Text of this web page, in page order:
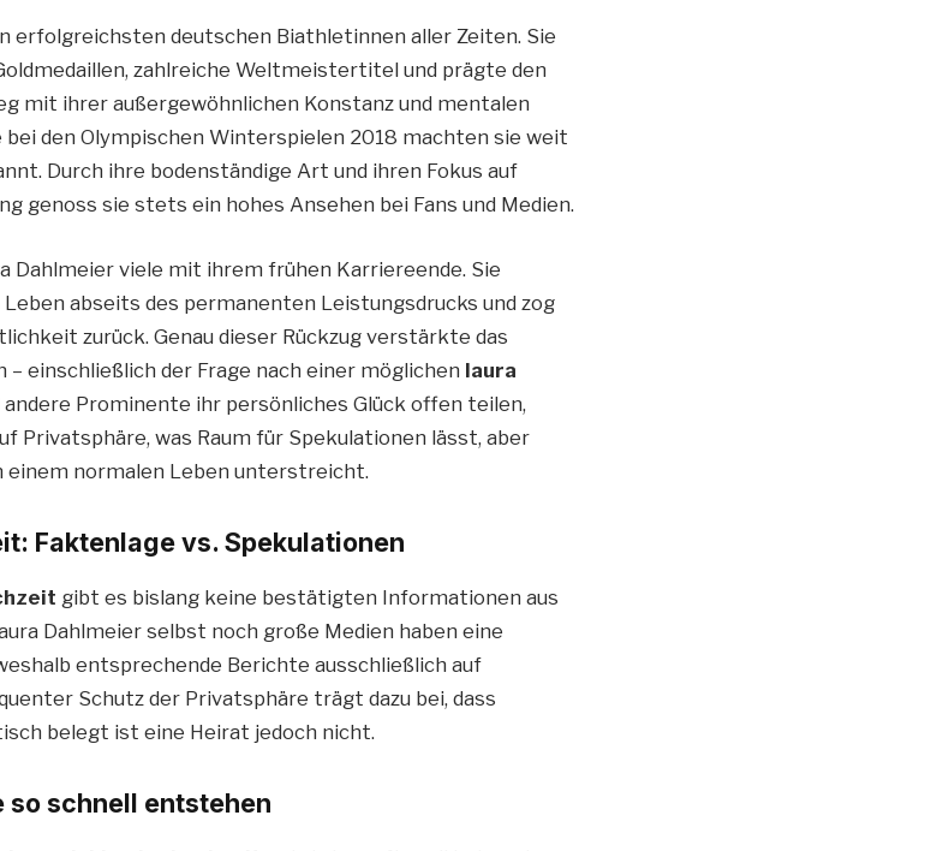
erfolgreichsten deutschen Biathletinnen aller Zeiten. Sie
zahlreiche Weltmeistertitel und prägte den
mit ihrer außergewöhnlichen Konstanz und mentalen
den Olympischen Winterspielen 2018 machten sie weit
Durch ihre bodenständige Art und ihren Fokus auf
genoss sie stets ein hohes Ansehen bei Fans und Medien.
Dahlmeier viele mit ihrem frühen Karriereende. Sie
abseits des permanenten Leistungsdrucks und zog
zurück. Genau dieser Rückzug verstärkte das
einschließlich der Frage nach einer möglichen laura
andere Prominente ihr persönliches Glück offen teilen,
Privatsphäre, was Raum für Spekulationen lässt, aber
einem normalen Leben unterstreicht.
Faktenlage vs. Spekulationen
gibt es bislang keine bestätigten Informationen aus
Dahlmeier selbst noch große Medien haben eine
entsprechende Berichte ausschließlich auf
Schutz der Privatsphäre trägt dazu bei, dass
belegt ist eine Heirat jedoch nicht.
so schnell entstehen